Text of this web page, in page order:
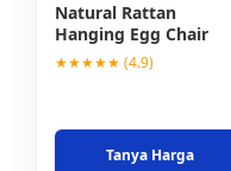
Natural Rattan
Hanging Egg Chair
★★★★★ (4.9)
Tanya Harga